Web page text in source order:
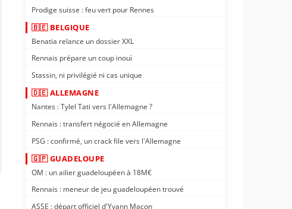
Prodige suisse : feu vert pour Rennes
🇧🇪 BELGIQUE
Benatia relance un dossier XXL
Rennais prépare un coup inouï
Stassin, ni privilégié ni cas unique
🇩🇪 ALLEMAGNE
Nantes : Tylel Tati vers l'Allemagne ?
Rennais : transfert négocié en Allemagne
PSG : confirmé, un crack file vers l'Allemagne
🇬🇵 GUADELOUPE
OM : un ailier guadeloupéen à 18M€
Rennais : meneur de jeu guadeloupéen trouvé
ASSE : départ officiel d'Yvann Maçon